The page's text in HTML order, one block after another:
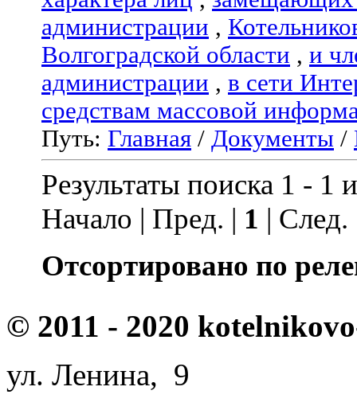
администрации ,
Волгоградской области , и
администрации , в сети
средствам массовой
Путь: Главная / Документы /
Результаты поиска 1 - 1
Начало | Пред. | 1 |
Отсортировано по
© 2011 - 2020
ул. Ленина, 9